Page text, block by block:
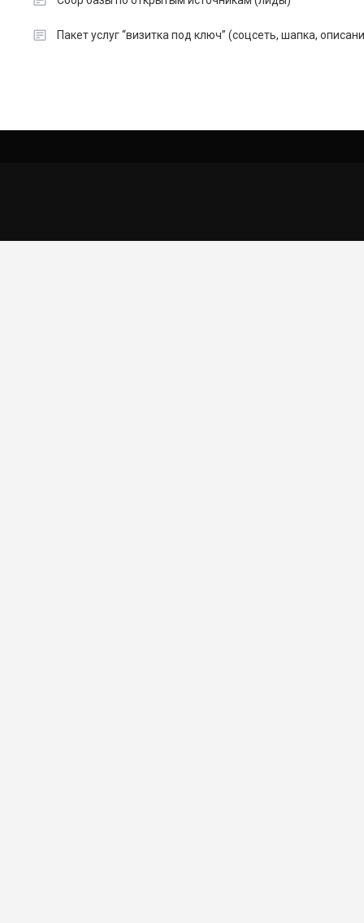
Пакет услуг “визитка под ключ” (соцсеть, шапка,